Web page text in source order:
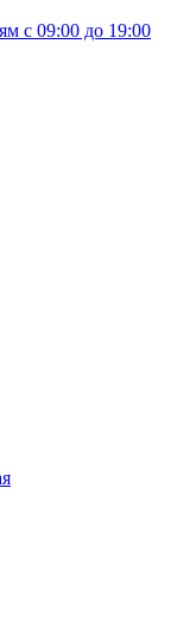
c 09:00 до 19:00